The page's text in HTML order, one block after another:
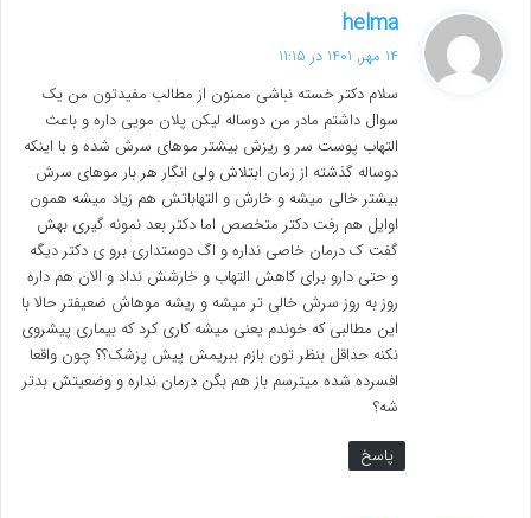
helma
ف
:
14 مهر, 1401 در 11:15
سلام دکتر خسته نباشی ممنون از مطالب مفیدتون من یک
سوال داشتم مادر من دوساله لیکن پلان مویی داره و باعث
التهاب پوست سر و ریزش بیشتر موهای سرش شده و با اینکه
دوساله گذشته از زمان ابتلاش ولی انگار هر بار موهای سرش
بیشتر خالی میشه و خارش و التهاباتش هم زیاد میشه همون
اوایل هم رفت دکتر متخصص اما دکتر بعد نمونه گیری بهش
گفت ک درمان خاصی نداره و اگ دوستداری برو ی دکتر دیگه
و حتی دارو برای کاهش التهاب و خارشش نداد و الان هم داره
روز به روز سرش خالی تر میشه و ریشه موهاش ضعیفتر حالا با
این مطالبی که خوندم یعنی میشه کاری کرد که بیماری پیشروی
نکنه حداقل بنظر تون بازم ببریمش پیش پزشک؟؟ چون واقعا
افسرده شده میترسم باز هم بگن درمان نداره و وضعیتش بدتر
شه؟
پاسخ